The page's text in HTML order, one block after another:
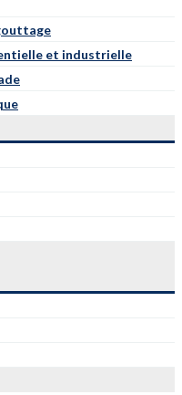
et industrielle